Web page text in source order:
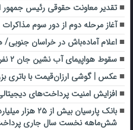
تقدیر معاونت حقوقی رئیس جمهور از
آغاز مرحله دوم از دور سوم
اعلام آماده‌باش در خراسان
سقوط هواپیمای آب نشین جان ۲ نفر را گرفت
عکس | گوشی ارزان‌قیمت با باتری
افزایش امنیت پرداخت‌های
بانک پارسیان
شش‌ماهه نخست سال جاری